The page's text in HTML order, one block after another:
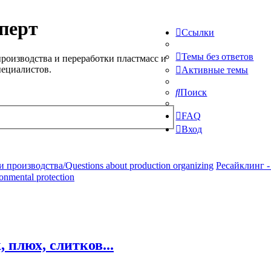
и переработки пластмасс и
Ссылки
Темы без ответов
Активные темы
Поиск
FAQ
Вход
Questions about production organizing Ресайклинг
protection
плюх, слитков...